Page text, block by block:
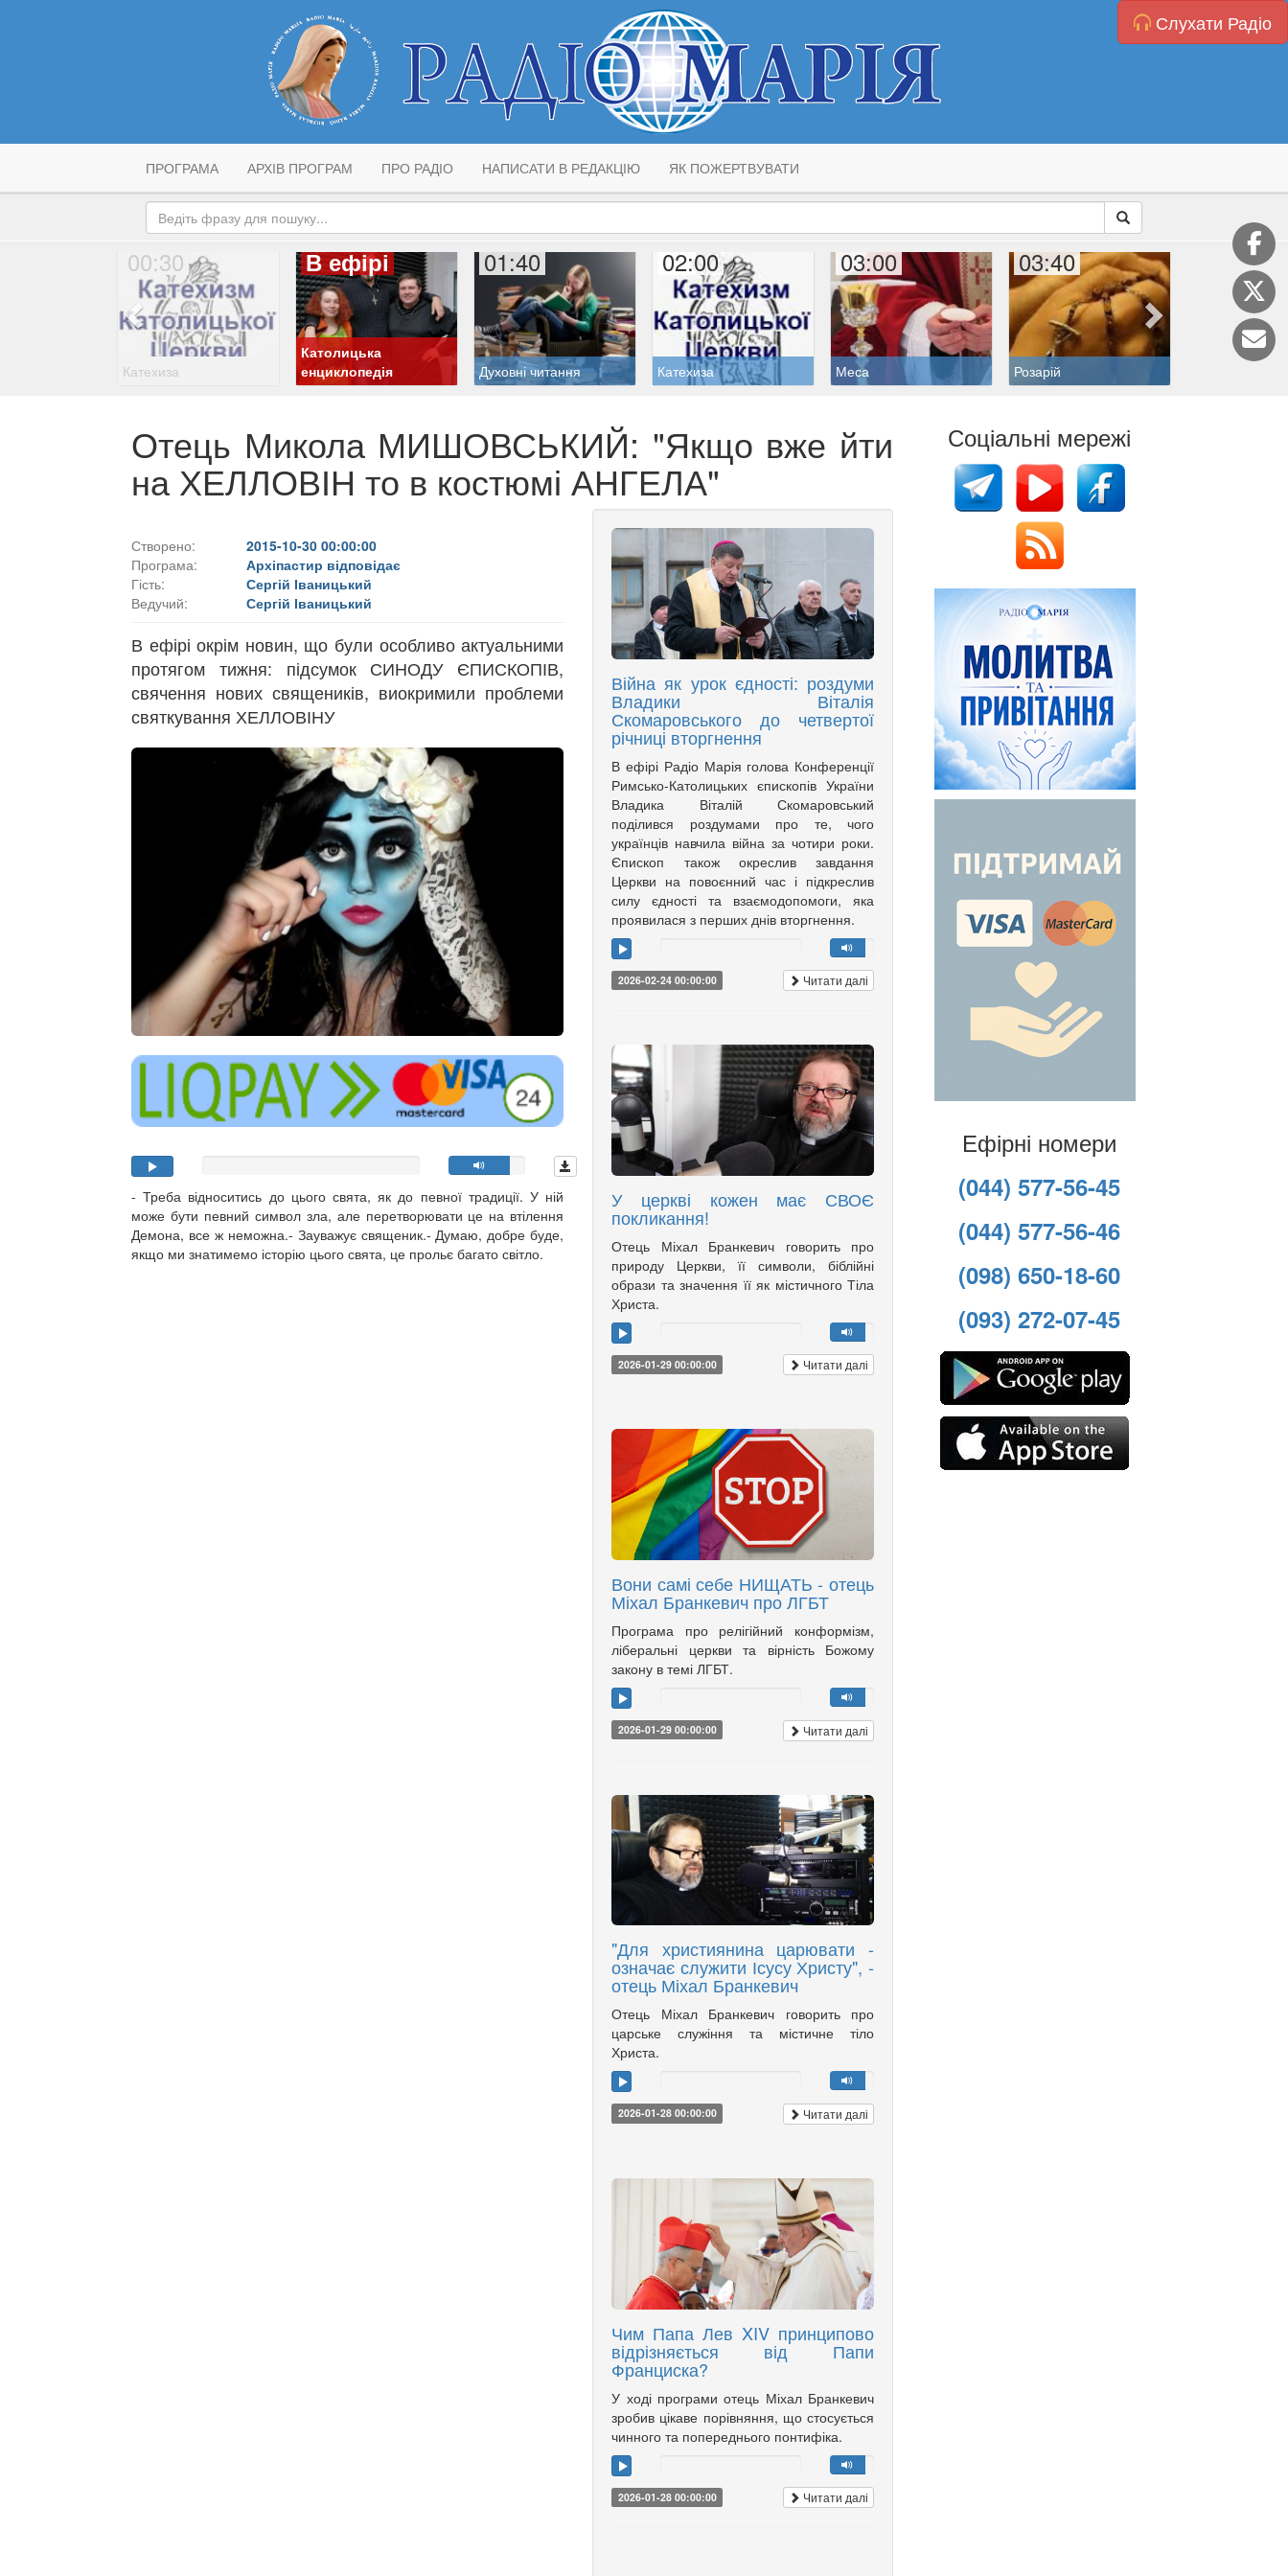
Слухати Радіо
ПРОГРАМА АРХІВ ПРОГРАМ ПРО РАДІО НАПИСАТИ В РЕДАКЦІЮ ЯК ПОЖЕРТВУВАТИ
00:30
Катехиза
В ефірі
Католицька
енциклопедія
01:40
Духовні читання
02:00
Катехиза
03:00
Меса
03:40
Розарій
04:00
Коронка до
Отець Микола МИШОВСЬКИЙ: "Якщо вже йти
на ХЕЛЛОВІН то в костюмі АНГЕЛА"
Створено:
2015-10-30 00:00:00
Програма:
Архіпастир відповідає
Гість:
Сергій Іваницький
Ведучий:
Сергій Іваницький
В ефірі окрім новин, що були особливо актуальними
протягом тижня: підсумок СИНОДУ ЄПИСКОПІВ,
свячення нових священиків, виокримили проблеми
святкування ХЕЛЛОВІНУ
- Треба відноситись до цього свята, як до певної традиції. У ній
може бути певний символ зла, але перетворювати це на втілення
Демона, все ж неможна.- Зауважує священик.- Думаю, добре буде,
якщо ми знатимемо історію цього свята, це прольє багато світло.
Війна як урок єдності: роздуми
Владики Віталія
Скомаровського до четвертої
річниці вторгнення
В ефірі Радіо Марія голова Конференції
Римсько-Католицьких єпископів України
Владика Віталій Скомаровський
поділився роздумами про те, чого
українців навчила війна за чотири роки.
Єпископ також окреслив завдання
Церкви на повоєнний час і підкреслив
силу єдності та взаємодопомоги, яка
проявилася з перших днів вторгнення.
2026-02-24 00:00:00 Читати далі
У церкві кожен має СВОЄ
покликання!
Отець Міхал Бранкевич говорить про
природу Церкви, її символи, біблійні
образи та значення її як містичного Тіла
Христа.
2026-01-29 00:00:00 Читати далі
Вони самі себе НИЩАТЬ - отець
Міхал Бранкевич про ЛГБТ
Програма про релігійний конформізм,
ліберальні церкви та вірність Божому
закону в темі ЛГБТ.
2026-01-29 00:00:00 Читати далі
"Для християнина царювати -
означає служити Ісусу Христу", -
отець Міхал Бранкевич
Отець Міхал Бранкевич говорить про
царське служіння та містичне тіло
Христа.
2026-01-28 00:00:00 Читати далі
Чим Папа Лев XIV принципово
відрізняється від Папи
Франциска?
У ході програми отець Міхал Бранкевич
зробив цікаве порівняння, що стосується
чинного та попереднього понтифіка.
2026-01-28 00:00:00 Читати далі
Соціальні мережі
Ефірні номери
(044) 577-56-45
(044) 577-56-46
(098) 650-18-60
(093) 272-07-45